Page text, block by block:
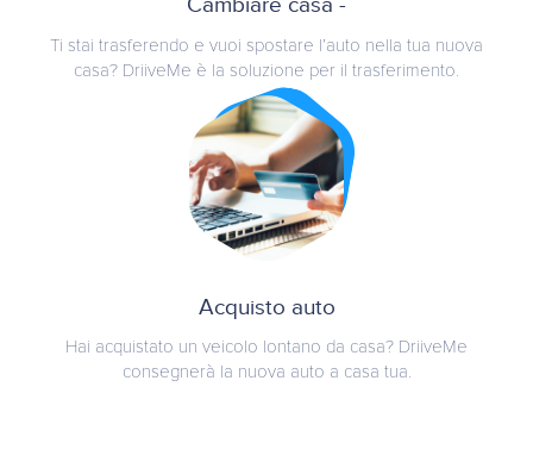
Ti stai trasferendo e vuoi spostare l’auto nella tua nuova
casa? DriiveMe è la soluzione per il trasferimento.
Acquisto auto
Hai acquistato un veicolo lontano da casa? DriiveMe
consegnerà la nuova auto a casa tua.